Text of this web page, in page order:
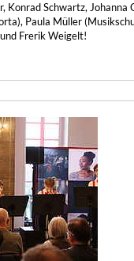
Konrad Schwartz, Johanna
Paula Müller
Frerik Weigelt!